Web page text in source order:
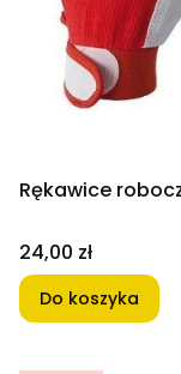
Rękawice
Cena
24,00 zł
Do koszyka